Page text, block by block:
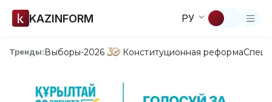
KAZINFORM РУ
Тренды:Выборы-2026 Конституционная реформа